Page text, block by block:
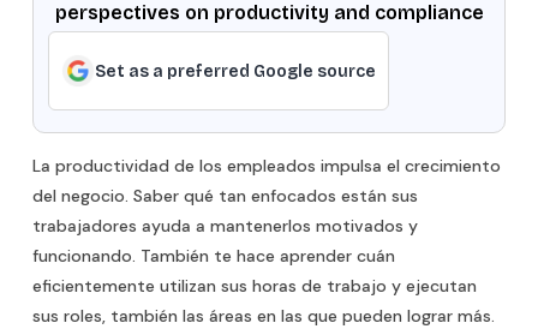
perspectives on productivity and compliance
Set as a preferred Google source
La productividad de los empleados impulsa el crecimiento
del negocio. Saber qué tan enfocados están sus
trabajadores ayuda a mantenerlos motivados y
funcionando. También te hace aprender cuán
eficientemente utilizan sus horas de trabajo y ejecutan
sus roles, también las áreas en las que pueden lograr más.